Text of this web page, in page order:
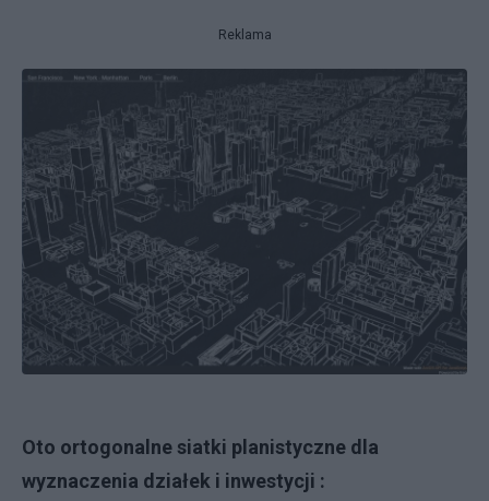
Reklama
Oto ortogonalne siatki planistyczne dla
wyznaczenia działek i inwestycji :